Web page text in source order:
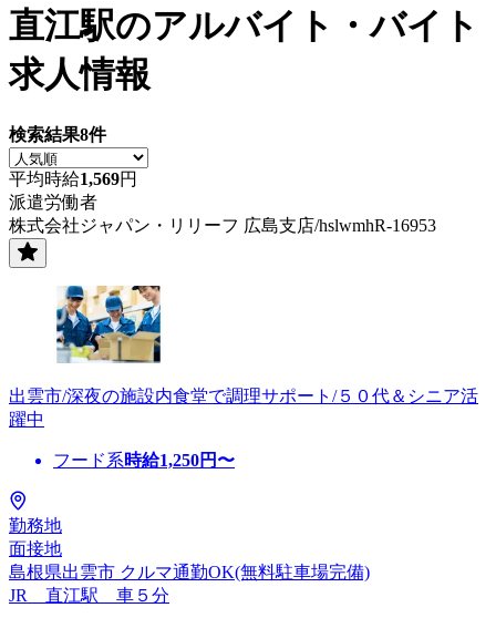
直江駅のアルバイト・バイト
求人情報
検索結果8件
平均時給1,569円
派遣労働者
株式会社ジャパン・リリーフ 広島支店/hslwmhR-16953
出雲市/深夜の施設内食堂で調理サポート/５０代＆シニア活
躍中
フード系時給1,250円〜
勤務地
面接地
島根県出雲市 クルマ通勤OK(無料駐車場完備)
JR 直江駅 車５分